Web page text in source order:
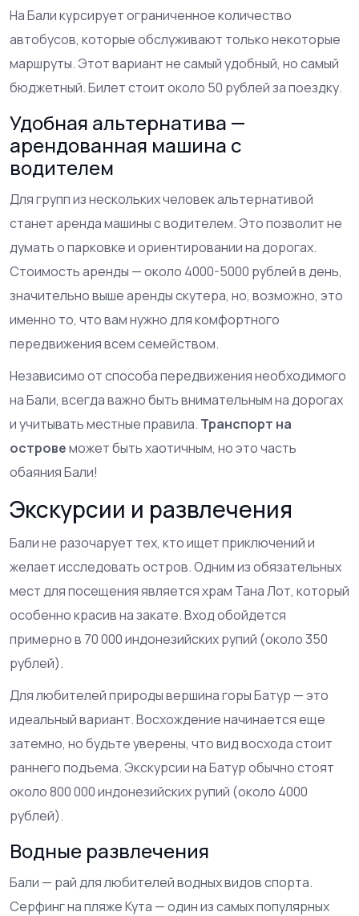
На Бали курсирует ограниченное количество
автобусов, которые обслуживают только некоторые
маршруты. Этот вариант не самый удобный, но самый
бюджетный. Билет стоит около 50 рублей за поездку.
Удобная альтернатива —
арендованная машина с
водителем
Для групп из нескольких человек альтернативой
станет аренда машины с водителем. Это позволит не
думать о парковке и ориентировании на дорогах.
Стоимость аренды — около 4000-5000 рублей в день,
значительно выше аренды скутера, но, возможно, это
именно то, что вам нужно для комфортного
передвижения всем семейством.
Независимо от способа передвижения необходимого
на Бали, всегда важно быть внимательным на дорогах
и учитывать местные правила. Транспорт на
островеможет быть хаотичным, но это часть
обаяния Бали!
Экскурсии и развлечения
Бали не разочарует тех, кто ищет приключений и
желает исследовать остров. Одним из обязательных
мест для посещения является храм Тана Лот, который
особенно красив на закате. Вход обойдется
примерно в 70 000 индонезийских рупий (около 350
рублей).
Для любителей природы вершина горы Батур — это
идеальный вариант. Восхождение начинается еще
затемно, но будьте уверены, что вид восхода стоит
раннего подъема. Экскурсии на Батур обычно стоят
около 800 000 индонезийских рупий (около 4000
рублей).
Водные развлечения
Бали — рай для любителей водных видов спорта.
Серфинг на пляже Кута — один из самых популярных